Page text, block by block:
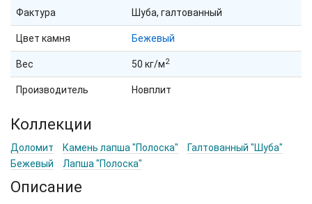
Фактура Шуба, галтованный
Цвет камня Бежевый
Вес 50 кг/м2
Производитель Новплит
Коллекции
Доломит Камень лапша "Полоска"
Галтованный "Шуба"
Бежевый
Лапша "Полоска"
Описание